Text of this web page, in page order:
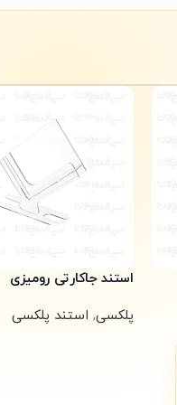
استند جاکارتی رومیزی
پلکسی, استند پلکسی